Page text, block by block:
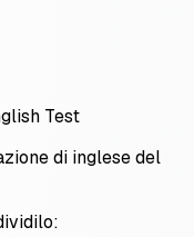
Test
di inglese del